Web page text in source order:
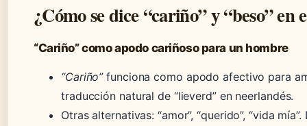
¿Cómo se dice “cariño” y “beso”
“Cariño” como apodo cariñoso para un hombre
“Cariño”funciona como apodo afectivo para
traducción natural de “lieverd” en neerlandés.
Otras alternativas: “amor”, “querido”, “vida